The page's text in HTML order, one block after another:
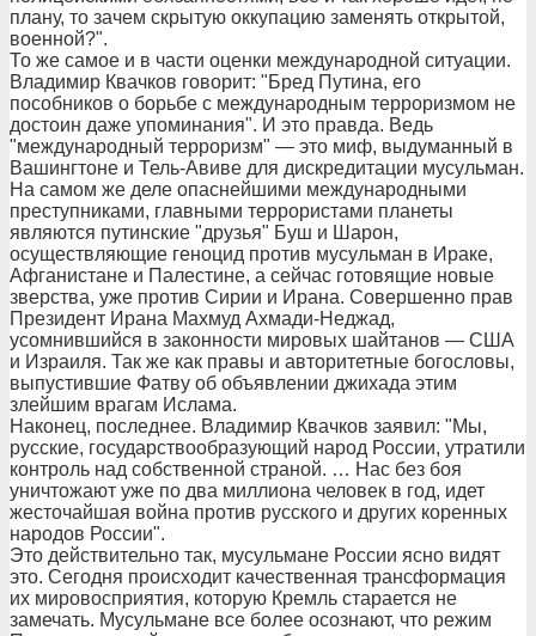
плану, то зачем скрытую оккупацию заменять открытой,
военной?".
То же самое и в части оценки международной ситуации.
Владимир Квачков говорит: "Бред Путина, его
пособников о борьбе с международным терроризмом не
достоин даже упоминания". И это правда. Ведь
"международный терроризм" — это миф, выдуманный в
Вашингтоне и Тель-Авиве для дискредитации мусульман.
На самом же деле опаснейшими международными
преступниками, главными террористами планеты
являются путинские "друзья" Буш и Шарон,
осуществляющие геноцид против мусульман в Ираке,
Афганистане и Палестине, а сейчас готовящие новые
зверства, уже против Сирии и Ирана. Совершенно прав
Президент Ирана Махмуд Ахмади-Неджад,
усомнившийся в законности мировых шайтанов — США
и Израиля. Так же как правы и авторитетные богословы,
выпустившие Фатву об объявлении джихада этим
злейшим врагам Ислама.
Наконец, последнее. Владимир Квачков заявил: "Мы,
русские, государствообразующий народ России, утратили
контроль над собственной страной. … Нас без боя
уничтожают уже по два миллиона человек в год, идет
жесточайшая война против русского и других коренных
народов России".
Это действительно так, мусульмане России ясно видят
это. Сегодня происходит качественная трансформация
их мировосприятия, которую Кремль старается не
замечать. Мусульмане все более осознают, что режим